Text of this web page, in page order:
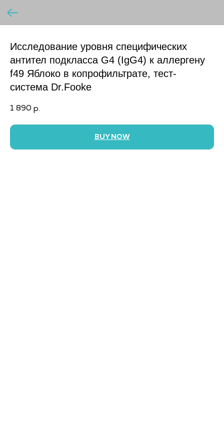
Исследование уровня специфических
антител подкласса G4 (IgG4) к аллергену
f49 Яблоко в копрофильтрате, тест-
система Dr.Fooke
1 890 р.
BUY NOW